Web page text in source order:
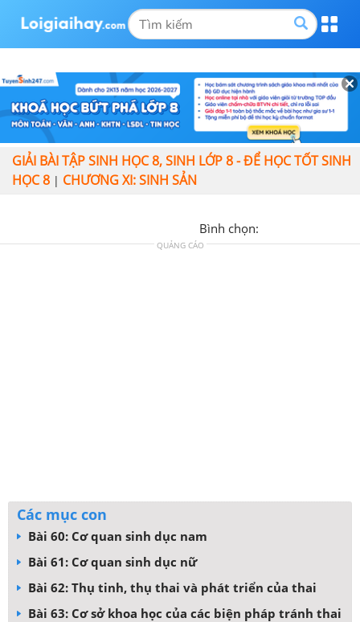
GIẢI BÀI TẬP SINH HỌC 8, SINH LỚP 8 - ĐỂ HỌC TỐT SINH
HỌC 8 | CHƯƠNG XI: SINH SẢN
Bình chọn:
QUẢNG CÁO
Các mục con
Bài 60: Cơ quan sinh dục nam
Bài 61: Cơ quan sinh dục nữ
Bài 62: Thụ tinh, thụ thai và phát triển của thai
Bài 63: Cơ sở khoa học của các biện pháp tránh thai